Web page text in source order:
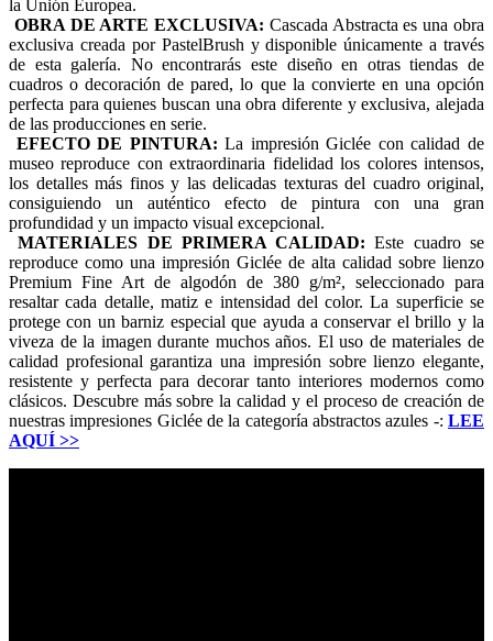
la Unión Europea.
OBRA DE ARTE EXCLUSIVA: Cascada Abstracta es una obra
exclusiva creada por PastelBrush y disponible únicamente a través
de esta galería. No encontrarás este diseño en otras tiendas de
cuadros o decoración de pared, lo que la convierte en una opción
perfecta para quienes buscan una obra diferente y exclusiva, alejada
de las producciones en serie.
EFECTO DE PINTURA: La impresión Giclée con calidad de
museo reproduce con extraordinaria fidelidad los colores intensos,
los detalles más finos y las delicadas texturas del cuadro original,
consiguiendo un auténtico efecto de pintura con una gran
profundidad y un impacto visual excepcional.
MATERIALES DE PRIMERA CALIDAD: Este cuadro se
reproduce como una impresión Giclée de alta calidad sobre lienzo
Premium Fine Art de algodón de 380 g/m², seleccionado para
resaltar cada detalle, matiz e intensidad del color. La superficie se
protege con un barniz especial que ayuda a conservar el brillo y la
viveza de la imagen durante muchos años. El uso de materiales de
calidad profesional garantiza una impresión sobre lienzo elegante,
resistente y perfecta para decorar tanto interiores modernos como
clásicos. Descubre más sobre la calidad y el proceso de creación de
nuestras impresiones Giclée de la categoría abstractos azules -: LEE
AQUÍ >>